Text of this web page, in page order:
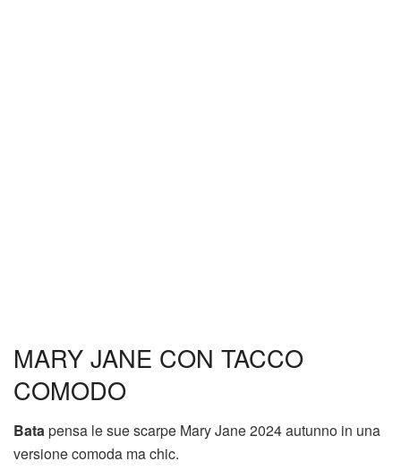
MARY JANE CON TACCO
COMODO
Batapensa le sue scarpe Mary Jane 2024 autunno in una
versione comoda ma chic.